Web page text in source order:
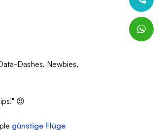
Dashes. Newbies,
😍
günstige Flüge